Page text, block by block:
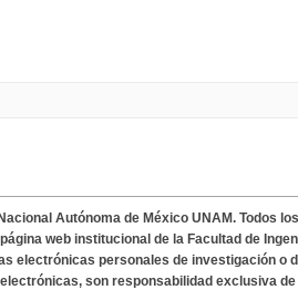
Autónoma de México UNAM. Todos
web institucional de la Facultad de
electrónicas personales de investigación o
son responsabilidad exclusiva